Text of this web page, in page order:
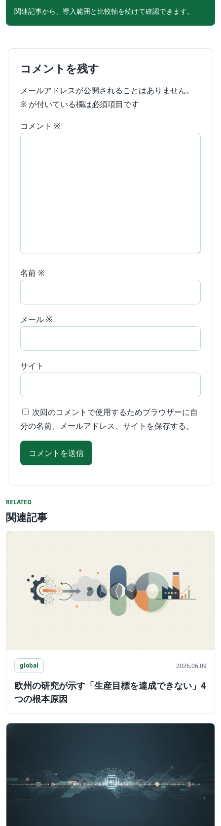
関連記事から、導入範囲と比較軸を続けて確認できます。
コメントを残す
メールアドレスが公開されることはありません。
※ が付いている欄は必須項目です
コメント ※
名前 ※
メール ※
サイト
次回のコメントで使用するためブラウザーに自
分の名前、メールアドレス、サイトを保存する。
RELATED
関連記事
global 2026.06.09
欧州の研究が示す「生産目標を達成できない」4
つの根本原因